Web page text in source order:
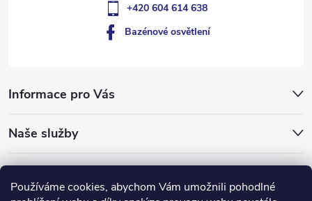
Používáme cookies, abychom Vám umožnili pohodlné
Informace pro Vás
Naše služby
+420 604 614 638
Bazénové osvětlení